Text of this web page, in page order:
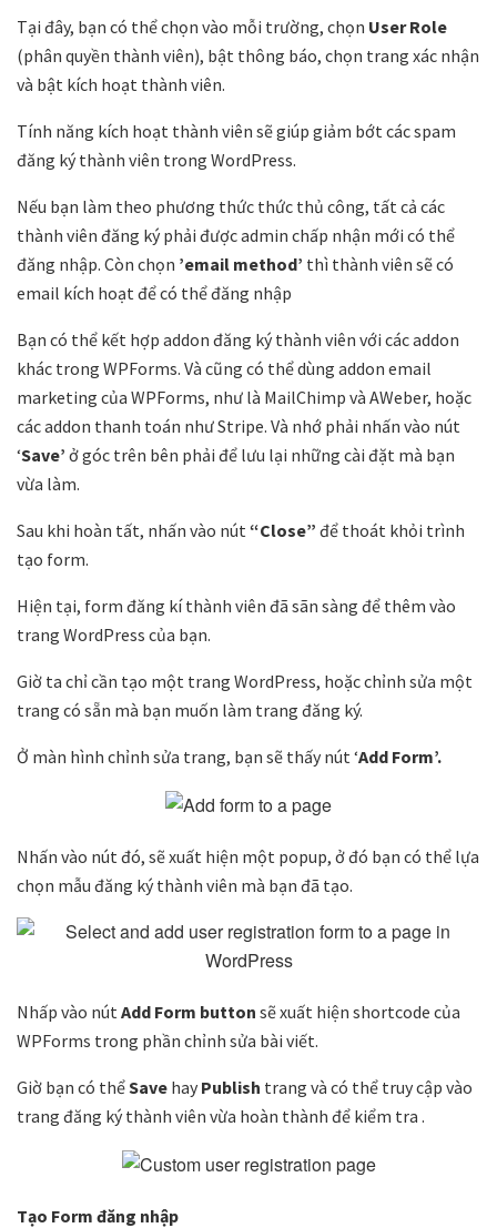
Tại đây, bạn có thể chọn vào mỗi trường, chọn User Role
(phân quyền thành viên), bật thông báo, chọn trang xác nhận
và bật kích hoạt thành viên.
Tính năng kích hoạt thành viên sẽ giúp giảm bớt các spam
đăng ký thành viên trong WordPress.
Nếu bạn làm theo phương thức thức thủ công, tất cả các
thành viên đăng ký phải được admin chấp nhận mới có thể
đăng nhập. Còn chọn ’email method’ thì thành viên sẽ có
email kích hoạt để có thể đăng nhập
Bạn có thể kết hợp addon đăng ký thành viên với các addon
khác trong WPForms. Và cũng có thể dùng addon email
marketing của WPForms, như là MailChimp và AWeber, hoặc
các addon thanh toán như Stripe. Và nhớ phải nhấn vào nút
‘Save’ ở góc trên bên phải để lưu lại những cài đặt mà bạn
vừa làm.
Sau khi hoàn tất, nhấn vào nút “Close” để thoát khỏi trình
tạo form.
Hiện tại, form đăng kí thành viên đã sãn sàng để thêm vào
trang WordPress của bạn.
Giờ ta chỉ cần tạo một trang WordPress, hoặc chỉnh sửa một
trang có sẵn mà bạn muốn làm trang đăng ký.
Ở màn hình chỉnh sửa trang, bạn sẽ thấy nút ‘Add Form’.
Nhấn vào nút đó, sẽ xuất hiện một popup, ở đó bạn có thể lựa
chọn mẫu đăng ký thành viên mà bạn đã tạo.
Nhấp vào nút Add Form button sẽ xuất hiện shortcode của
WPForms trong phần chỉnh sửa bài viết.
Giờ bạn có thểSave hay Publish trang và có thể truy cập vào
trang đăng ký thành viên vừa hoàn thành để kiểm tra .
Tạo Form đăng nhập